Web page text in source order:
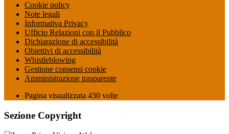
Cookie policy
Note legali
Informativa Privacy
Ufficio Relazioni con il Pubblico
Dichiarazione di accessibilità
Obiettivi di accessibilità
Whistleblowing
Gestione consensi cookie
Amministrazione trasparente
Pagina visualizzata 430 volte
Sezione Copyright